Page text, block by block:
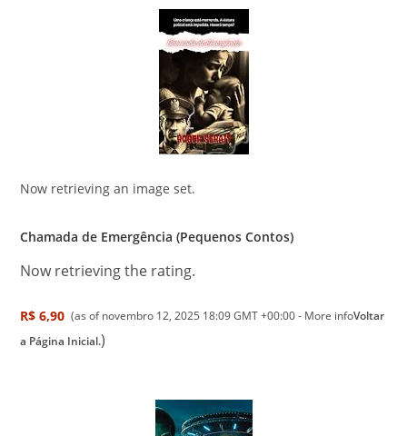
Now retrieving an image set.
Chamada de Emergência (Pequenos Contos)
Now retrieving the rating.
R$ 6,90 (as of novembro 12, 2025 18:09 GMT +00:00 - More infoVoltar
a Página Inicial.)